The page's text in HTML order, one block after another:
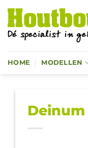
Ga
naar
inhoud
HOME MODELLEN